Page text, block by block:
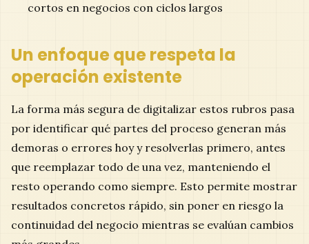
cortos en negocios con ciclos largos
Un enfoque que respeta la
operación existente
La forma más segura de digitalizar estos rubros pasa
por identificar qué partes del proceso generan más
demoras o errores hoy y resolverlas primero, antes
que reemplazar todo de una vez, manteniendo el
resto operando como siempre. Esto permite mostrar
resultados concretos rápido, sin poner en riesgo la
continuidad del negocio mientras se evalúan cambios